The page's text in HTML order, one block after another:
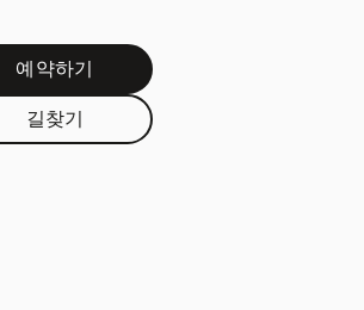
예약하기Link Opens in New Tab
길찾기Link Opens in New Tab